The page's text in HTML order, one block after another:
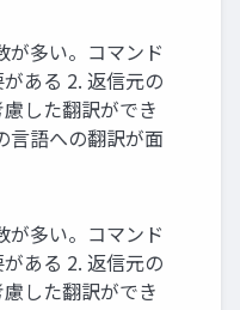
が多い。コマンド
ある 2. 返信元の
した翻訳ができ
言語への翻訳が面
が多い。コマンド
ある 2. 返信元の
した翻訳ができ